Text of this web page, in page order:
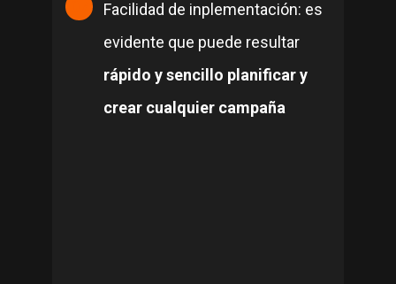
Facilidad de inplementación: es
evidente que puede resultar
rápido y sencillo planificar y
crear cualquier campaña